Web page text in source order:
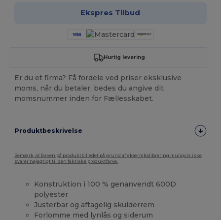
Ekspres Tilbud
Hurtig levering
Er du et firma? Få fordele ved priser eksklusive
moms, når du betaler, bedes du angive dit
momsnummer inden for Fællesskabet.
Produktbeskrivelse
Bemærk, at farven på produktbilledet på grund af skærmkalibrering muligvis ikke
svarer nøjagtigt til den faktiske produktfarve.
Konstruktion i 100 % genanvendt 600D
polyester
Justerbar og aftagelig skulderrem
Forlomme med lynlås og siderum